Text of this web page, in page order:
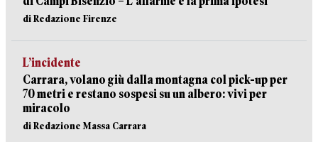
di Redazione Firenze
L’incidente
Carrara, volano giù dalla montagna col pick-up per
70 metri e restano sospesi su un albero: vivi per
miracolo
di Redazione Massa Carrara